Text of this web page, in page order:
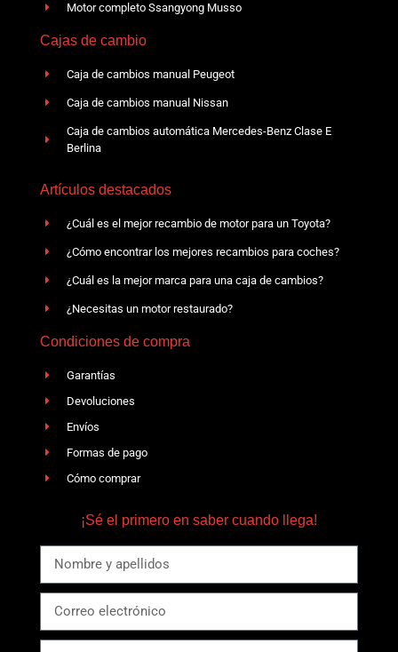
Motor completo Ssangyong Musso
Cajas de cambio
Caja de cambios manual Peugeot
Caja de cambios manual Nissan
Caja de cambios automática Mercedes-Benz Clase E
Berlina
Artículos destacados
¿Cuál es el mejor recambio de motor para un Toyota?
¿Cómo encontrar los mejores recambios para coches?
¿Cuál es la mejor marca para una caja de cambios?
¿Necesitas un motor restaurado?
Condiciones de compra
Garantías
Devoluciones
Envíos
Formas de pago
Cómo comprar
¡Sé el primero en saber cuando llega!